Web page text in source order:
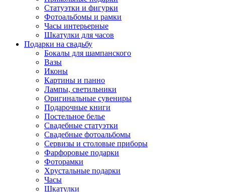
Статуэтки и фигурки
Фотоальбомы и рамки
Часы интерьерные
Шкатулки для часов
Подарки на свадьбу
Бокалы для шампанского
Вазы
Иконы
Картины и панно
Лампы, светильники
Оригинальные сувениры
Подарочные книги
Постельное белье
Свадебные статуэтки
Свадебные фотоальбомы
Сервизы и столовые приборы
Фарфоровые подарки
Фоторамки
Хрустальные подарки
Часы
Шкатулки